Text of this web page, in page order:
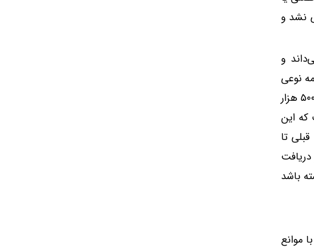
نشد و
می‌داند و
نوعی
انحصار یک شبه به وجود خواهد آمد. البته روز سه‌شنبه ابلاغیه‌ای از سامانه جامع تجارت مبنی بر فعال‌سازی مجدد سقف ۵۰۰ هزار
که این
قبلی تا
و دریافت
میلیون دلار سابقه داشته باشد
موانع